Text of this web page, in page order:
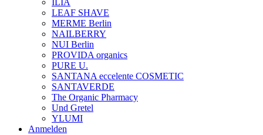
ILIA
LEAF SHAVE
MERME Berlin
NAILBERRY
NUI Berlin
PROVIDA organics
PURE U.
SANTANA eccelente COSMETIC
SANTAVERDE
The Organic Pharmacy
Und Gretel
YLUMI
Anmelden